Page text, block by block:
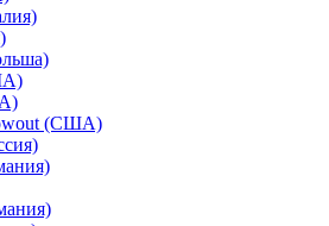
(США)